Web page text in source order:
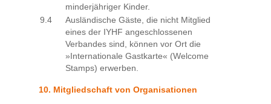
minderjähriger Kinder.
9.4
Ausländische Gäste, die nicht Mitglied
eines der IYHF angeschlossenen
Verbandes sind, können vor Ort die
»Internationale Gastkarte« (Welcome
Stamps) erwerben.
10. Mitgliedschaft von Organisationen